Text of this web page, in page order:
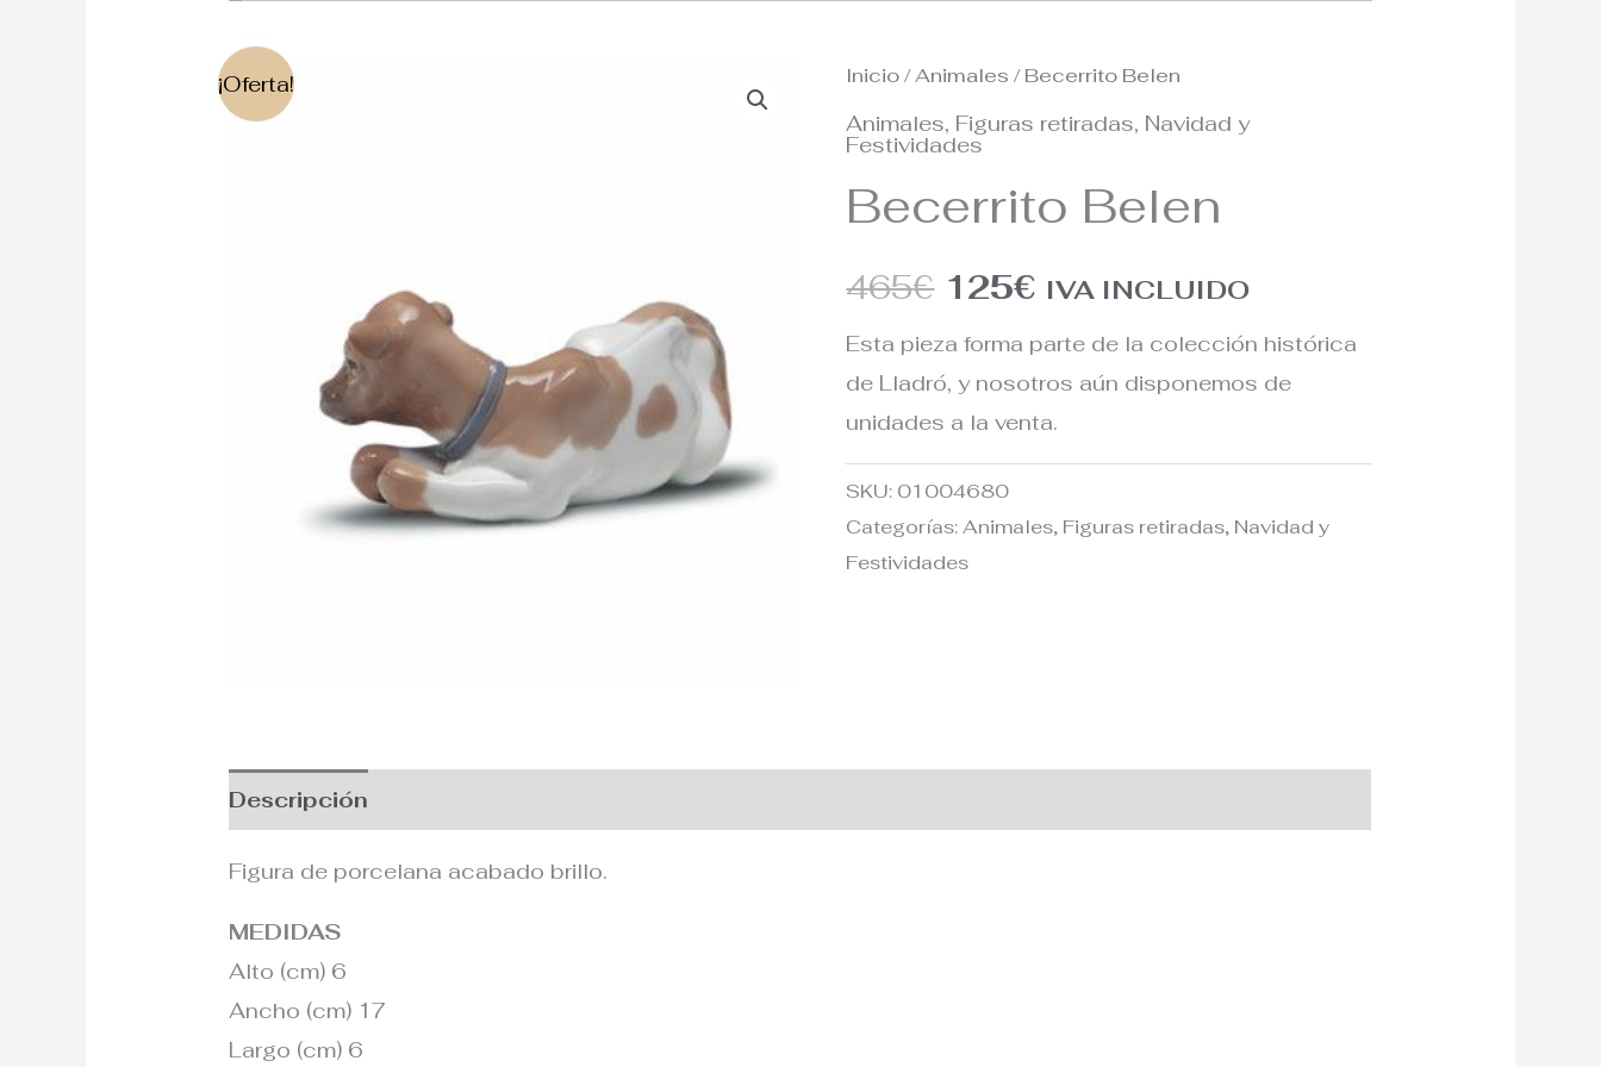
¡Oferta! Inicio/Animales / Becerrito Belen
Animales, Figuras retiradas, Navidad y
Festividades
Becerrito Belen
465€
El
precio
original
era:
125€
El
precio
actual
IVA INCLUIDO
Esta pieza forma parte de la colección histórica
de Lladró, y nosotros aún disponemos de
unidades a la venta.
SKU: 01004680
Categorías:Animales, Figuras retiradas, Navidad y
Festividades
Descripción
Figura de porcelana acabado brillo.
MEDIDAS
Alto (cm) 6
Ancho (cm) 17
Largo (cm) 6